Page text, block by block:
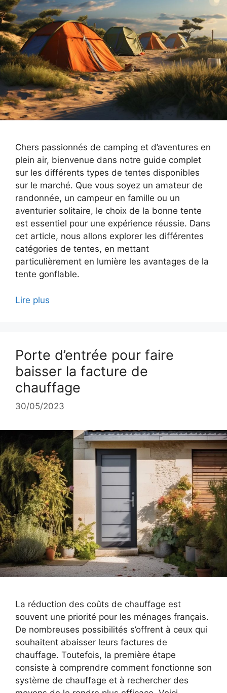
Chers passionnés de camping et d’aventures en
plein air, bienvenue dans notre guide complet
sur les différents types de tentes disponibles
sur le marché. Que vous soyez un amateur de
randonnée, un campeur en famille ou un
aventurier solitaire, le choix de la bonne tente
est essentiel pour une expérience réussie. Dans
cet article, nous allons explorer les différentes
catégories de tentes, en mettant
particulièrement en lumière les avantages de la
tente gonflable.
Lire plus
Porte d’entrée pour faire
baisser la facture de
chauffage
30/05/2023
La réduction des coûts de chauffage est
souvent une priorité pour les ménages français.
De nombreuses possibilités s’offrent à ceux qui
souhaitent abaisser leurs factures de
chauffage. Toutefois, la première étape
consiste à comprendre comment fonctionne son
système de chauffage et à rechercher des